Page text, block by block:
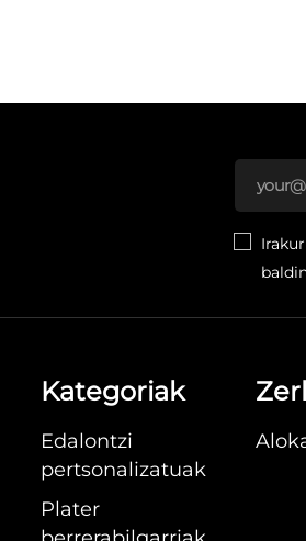
Kategoriak
Edalontzi
pertsonalizatuak
Plater